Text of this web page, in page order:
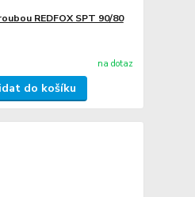
REDFOX SPT 90/80
na dotaz
do košíku